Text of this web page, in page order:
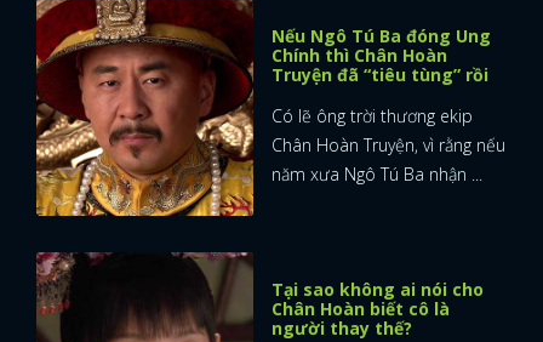
Nếu Ngô Tú Ba đóng Ung
Chính thì Chân Hoàn
Truyện đã “tiêu tùng” rồi
Có lẽ ông trời thương ekip
Chân Hoàn Truyện, vì rằng nếu
năm xưa Ngô Tú Ba nhận ...
Tại sao không ai nói cho
Chân Hoàn biết cô là
người thay thế?